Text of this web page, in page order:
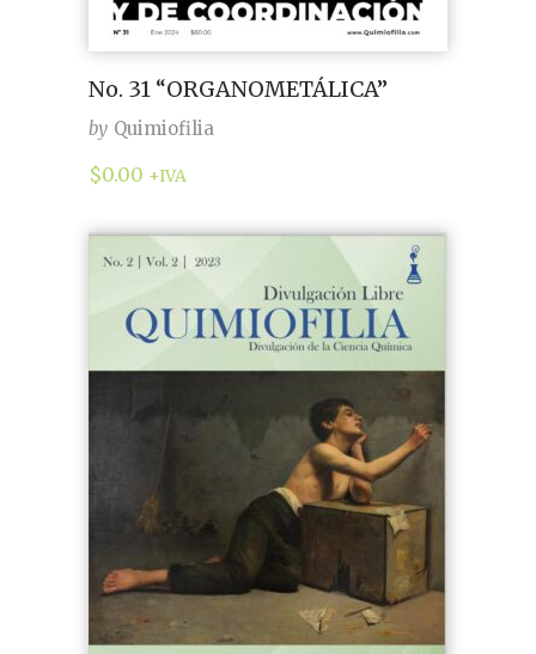
No. 31 “ORGANOMETÁLICA”
by Quimiofilia
$0.00 +IVA